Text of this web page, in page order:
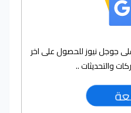
جوجل نيوز للحصول على اخر
والتحديثات ..